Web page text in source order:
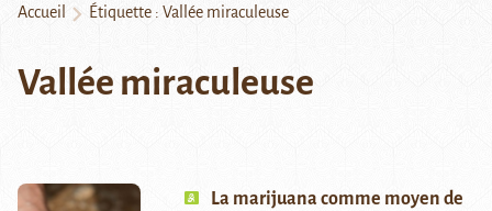
Accueil Étiquette : Vallée miraculeuse
Vallée miraculeuse
La marijuana comme moyen de